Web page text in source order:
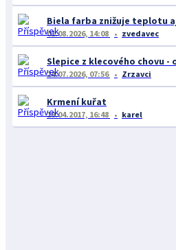
Biela farba znižuje teplotu
01.08.2026, 14:08 zvedavec
24.07.2026, 07:56 Zrzavci
Krmení kuřat
19.04.2017, 16:48 karel